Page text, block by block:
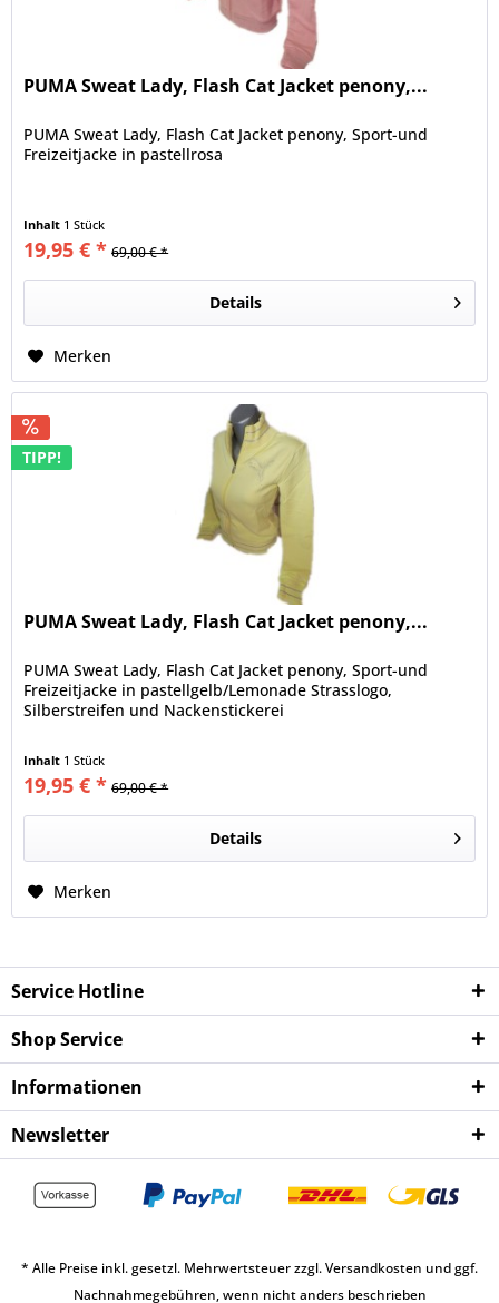
PUMA Sweat Lady, Flash Cat Jacket penony,...
PUMA Sweat Lady, Flash Cat Jacket penony, Sport-und
Freizeitjacke in pastellrosa
Inhalt 1 Stück
19,95 € * 69,00 € *
Details
Merken
TIPP!
PUMA Sweat Lady, Flash Cat Jacket penony,...
PUMA Sweat Lady, Flash Cat Jacket penony, Sport-und
Freizeitjacke in pastellgelb/Lemonade Strasslogo,
Silberstreifen und Nackenstickerei
Inhalt 1 Stück
19,95 € * 69,00 € *
Details
Merken
Service Hotline
Shop Service
Informationen
Newsletter
* Alle Preise inkl. gesetzl. Mehrwertsteuer zzgl.Versandkosten und ggf.
Nachnahmegebühren, wenn nicht anders beschrieben